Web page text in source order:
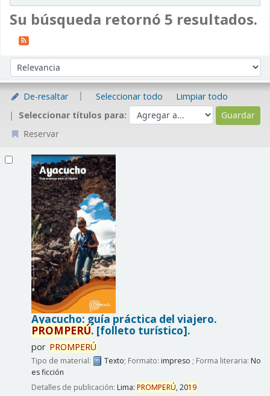
Su búsqueda retornó 5 resultados.
Ordenar por:
De-resaltar Seleccionar todo
Limpiar todo
Seleccionar títulos para:
Reservar
Ayacucho: guía práctica del viajero.
PROMPERÚ. [folleto turístico].
por PROMPERÚ
Tipo de material: Texto; Formato: impreso ; Forma literaria: No
es ficción
Detalles de publicación: Lima: PROMPERÚ,2019